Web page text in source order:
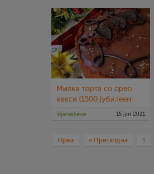
Милка торта со орео
кекси (1500 јубилеен
рецепт)
liljanailieva 15 јан 2021
Прва « Претходна 1